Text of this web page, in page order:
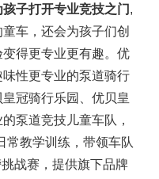
子打开专业竞技之门 ,
车，还会为孩子们创
得更专业更有趣。优
味性更专业的泵道骑行
皇冠骑行乐园、优贝皇
泵道竞技儿童车队，
常教学训练，带领车队
战赛，提供旗下品牌